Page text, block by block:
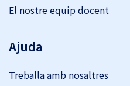
El nostre equip docent
Ajuda
Treballa amb nosaltres